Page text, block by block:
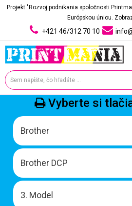
Projekt "Rozvoj podnikania spoločnosti
Európskou úniou.
+421 46/312 70 10
Vyberte si
Brother
Brother DCP
3. Model